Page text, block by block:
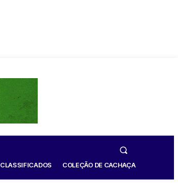
CLASSIFICADOS COLEÇÃO DE CACHAÇA